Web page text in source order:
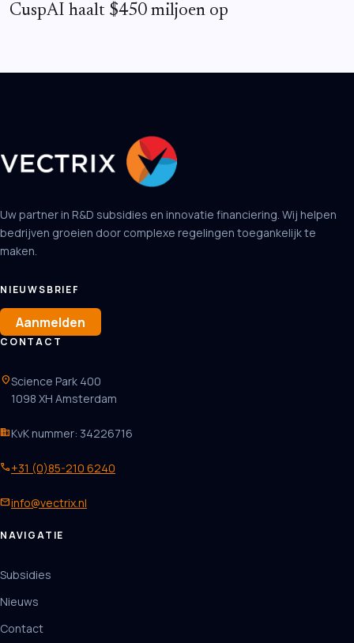
CuspAI haalt $450 miljoen op
Uw partner in R&D subsidies en innovatie financiering. Wij helpen
bedrijven groeien door complexe regelingen toegankelijk te
maken.
NIEUWSBRIEF
Aanmelden
CONTACT
location_onScience Park 400
1098 XH Amsterdam
businessKvK nummer: 34226716
phone+31 (0)85-210 6240
mailinfo@vectrix.nl
NAVIGATIE
Subsidies
Nieuws
Contact